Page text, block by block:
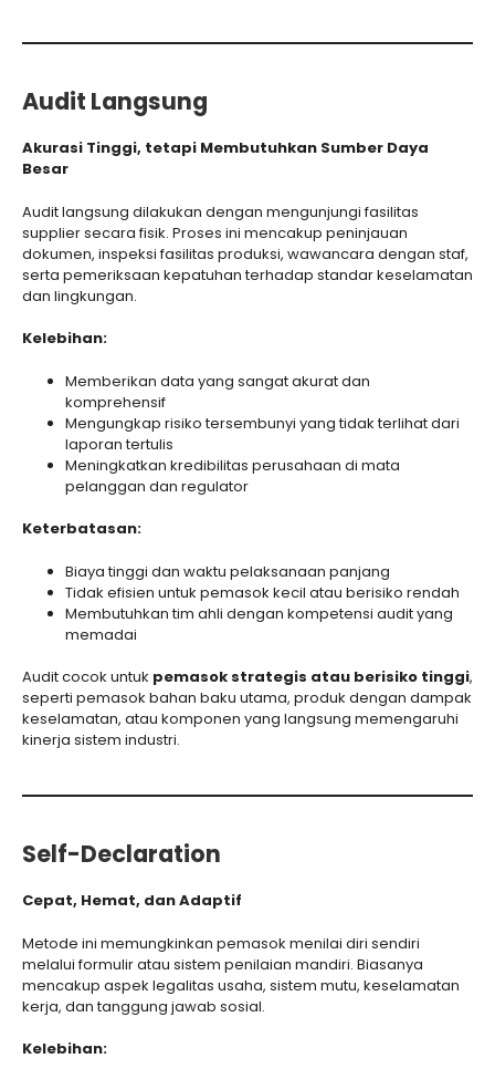
Audit Langsung
Akurasi Tinggi, tetapi Membutuhkan Sumber Daya
Besar
Audit langsung dilakukan dengan mengunjungi fasilitas
supplier secara fisik. Proses ini mencakup peninjauan
dokumen, inspeksi fasilitas produksi, wawancara dengan staf,
serta pemeriksaan kepatuhan terhadap standar keselamatan
dan lingkungan.
Kelebihan:
Memberikan data yang sangat akurat dan
komprehensif
Mengungkap risiko tersembunyi yang tidak terlihat dari
laporan tertulis
Meningkatkan kredibilitas perusahaan di mata
pelanggan dan regulator
Keterbatasan:
Biaya tinggi dan waktu pelaksanaan panjang
Tidak efisien untuk pemasok kecil atau berisiko rendah
Membutuhkan tim ahli dengan kompetensi audit yang
memadai
Audit cocok untuk pemasok strategis atau berisiko tinggi,
seperti pemasok bahan baku utama, produk dengan dampak
keselamatan, atau komponen yang langsung memengaruhi
kinerja sistem industri.
Self-Declaration
Cepat, Hemat, dan Adaptif
Metode ini memungkinkan pemasok menilai diri sendiri
melalui formulir atau sistem penilaian mandiri. Biasanya
mencakup aspek legalitas usaha, sistem mutu, keselamatan
kerja, dan tanggung jawab sosial.
Kelebihan: